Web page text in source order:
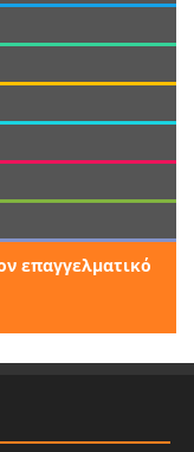
επαγγελματικό